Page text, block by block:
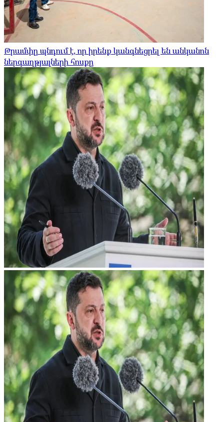
Թրամփը պնդում է, որ իրենք կանգնեցրել են անկանոն
ներգաղթյալների հոսքը